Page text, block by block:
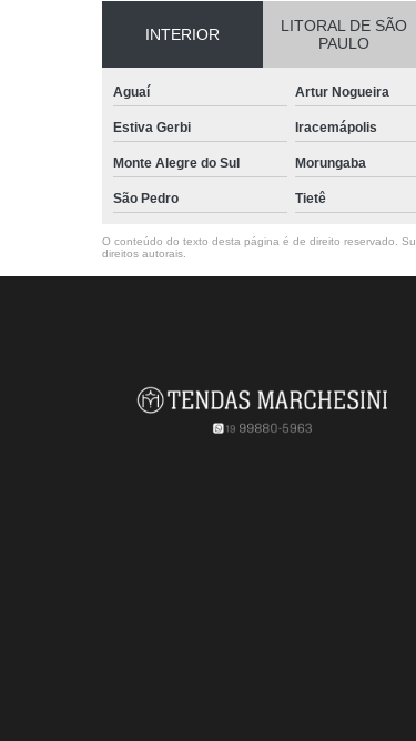
INTERIOR
LITORAL DE SÃO
PAULO
Aguaí Artur Nogueira
Estiva Gerbi Iracemápolis
Monte Alegre do Sul Morungaba
São Pedro Tietê
O conteúdo do texto desta página é de direito reservado.
direitos autorais